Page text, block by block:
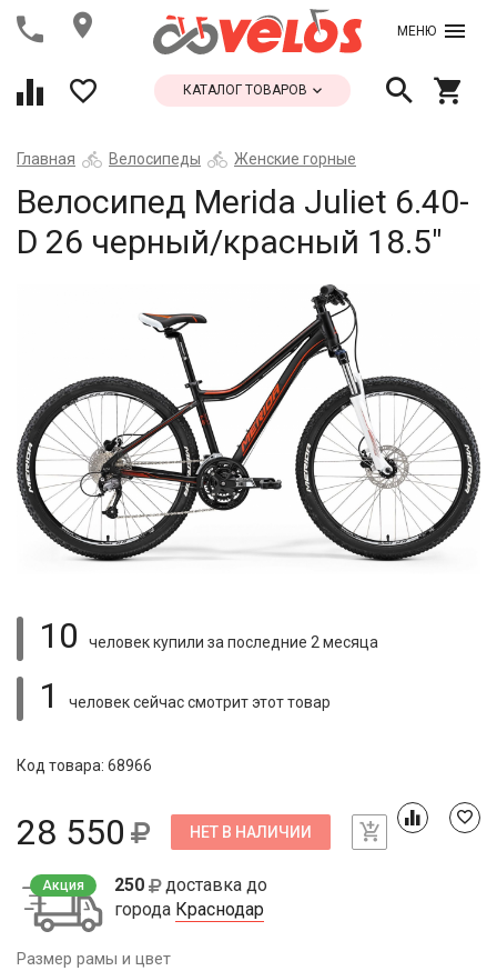
МЕНЮ
КАТАЛОГ ТОВАРОВ
Главная Велосипеды Женские горные
Велосипед Merida Juliet 6.40-
D 26 черный/красный 18.5"
10 человек купили за последние 2 месяца
1 человек сейчас смотритэтот товар
Код товара: 68966
28 550 НЕТ В НАЛИЧИИ
Акция 250
доставка до
города Краснодар
Размер рамы и цвет